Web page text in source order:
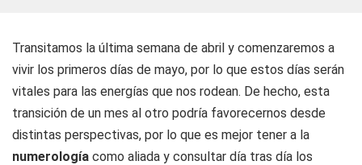
Transitamos la última semana de abril y comenzaremos a
vivir los primeros días de mayo, por lo que estos días serán
vitales para las energías que nos rodean. De hecho, esta
transición de un mes al otro podría favorecernos desde
distintas perspectivas, por lo que es mejor tener a la
numerología como aliada y consultar día tras día los